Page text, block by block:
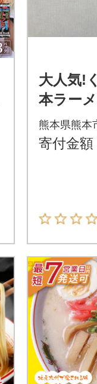
大人気!
本ラー
市)
熊本県熊本
寄付金額